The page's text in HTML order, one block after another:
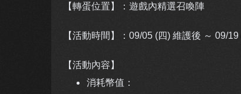
【轉蛋位置】：遊戲內精選召喚陣
【活動時間】：09/05 (四) 維護後 ～ 09/
【活動內容】
消耗幣值：